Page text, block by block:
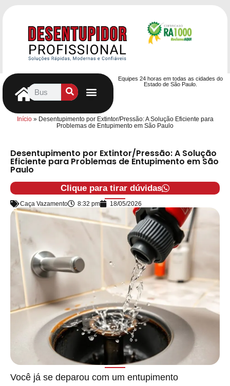
Equipes 24 horas em todas as cidades do
Estado de São Paulo.
Início» Desentupimento por Extintor/Pressão: A Solução Eficiente para
Problemas de Entupimento em São Paulo
Desentupimento por Extintor/Pressão: A Solução
Eficiente para Problemas de Entupimento em São
Paulo
Clique para tirar dúvidas
Caça Vazamento 8:32 pm 18/05/2026
Você já se deparou com um entupimento